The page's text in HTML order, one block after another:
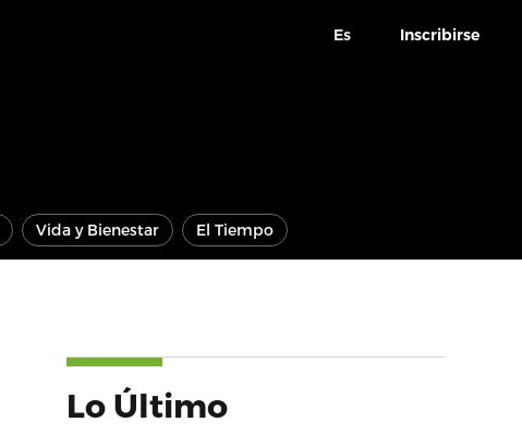
Es Inscribirse
Vida y Bienestar El Tiempo
Lo Último